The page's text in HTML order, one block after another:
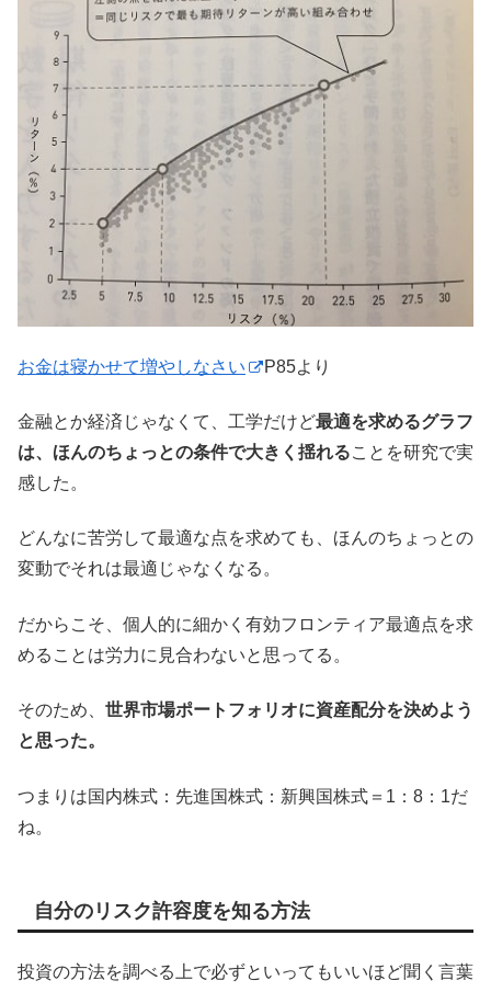
お金は寝かせて増やしなさい P85より
金融とか経済じゃなくて、工学だけど最適を求めるグラフ
は、ほんのちょっとの条件で大きく揺れることを研究で実
感した。
どんなに苦労して最適な点を求めても、ほんのちょっとの
変動でそれは最適じゃなくなる。
だからこそ、個人的に細かく有効フロンティア最適点を求
めることは労力に見合わないと思ってる。
そのため、 世界市場ポートフォリオに資産配分を決めよう
と思った。
つまりは国内株式：先進国株式：新興国株式＝1：8：1だ
ね。
自分のリスク許容度を知る方法
投資の方法を調べる上で必ずといってもいいほど聞く言葉